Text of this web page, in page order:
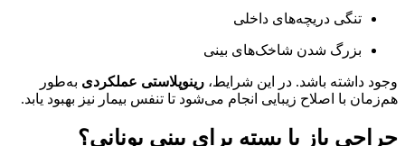
تنگی دریچه‌های داخلی
بزرگ شدن شاخک‌های بینی
وجود داشته باشد. در این شرایط، رینوپلاستی عملکردی به‌طور
هم‌زمان با اصلاح زیبایی انجام می‌شود تا تنفس بیمار نیز بهبود یابد.
جراحی باز یا بسته برای بینی یونانی؟